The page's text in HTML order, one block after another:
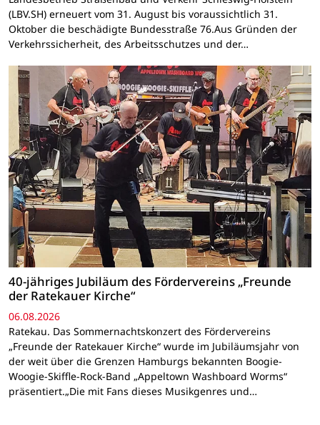
(LBV.SH) erneuert vom 31. August bis voraussichtlich 31.
Oktober die beschädigte Bundesstraße 76.Aus Gründen der
Verkehrssicherheit, des Arbeitsschutzes und der…
40-jähriges Jubiläum des Fördervereins „Freunde
der Ratekauer Kirche“
06.08.2026
Ratekau. Das Sommernachtskonzert des Fördervereins
„Freunde der Ratekauer Kirche“ wurde im Jubiläumsjahr von
der weit über die Grenzen Hamburgs bekannten Boogie-
Woogie-Skiffle-Rock-Band „Appeltown Washboard Worms“
präsentiert.„Die mit Fans dieses Musikgenres und…